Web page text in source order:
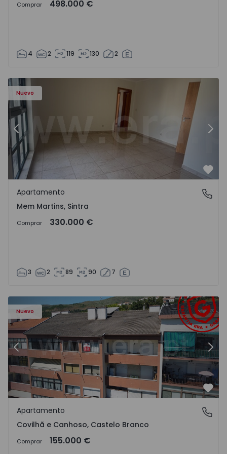
Comprar 498.000 €
4 2 119 130 2
Nuevo
- 15
Apartamento T3 Sintra, Algueirão-Mem Martins -
Anterior
Mem Martins, Sintra
Apartamento
Mem Martins, Sintra
Comprar 330.000 €
3 2 89 90 7
Nuevo
- 18
Apartamento T2 Covilhã, Covilhã e Canhoso - 1497806 -
Anterior
Covilhã e Canhoso, Castelo Branco
Apartamento
Covilhã e Canhoso, Castelo Branco
Comprar 155.000 €